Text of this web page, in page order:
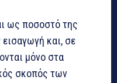
ως ποσοστό της
εισαγωγή και, σε
μόνο στα
σκοπός των